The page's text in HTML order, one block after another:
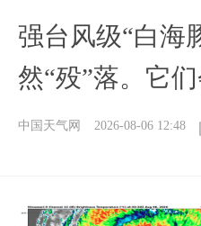
强台风级“白海
然“殁”落。它
中国天气网 2026-08-06 12:48